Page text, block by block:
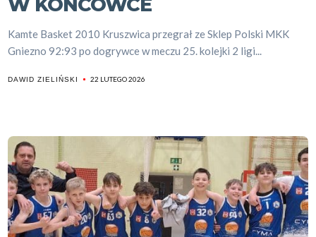
Kamte Basket 2010 Kruszwica przegrał ze Sklep Polski MKK
Gniezno 92:93 po dogrywce w meczu 25. kolejki 2 ligi...
DAWID ZIELIŃSKI 22 LUTEGO 2026